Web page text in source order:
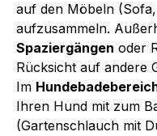
auf den Möbeln
aufzusammeln.
Spaziergängen oder
Rücksicht auf andere
Im
Ihren Hund mit zum
(Gartenschlauch mit